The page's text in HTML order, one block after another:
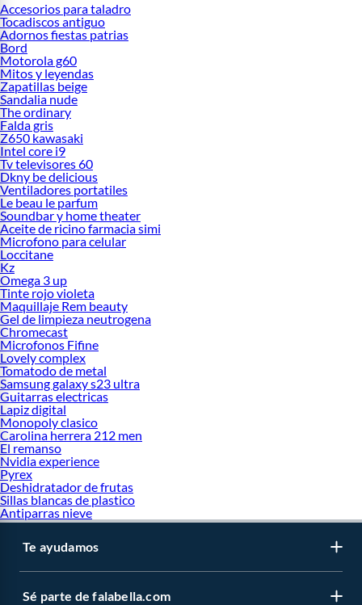
Accesorios para taladro
Tocadiscos antiguo
Adornos fiestas patrias
Bord
Motorola g60
Mitos y leyendas
Zapatillas beige
Sandalia nude
The ordinary
Falda gris
Z650 kawasaki
Intel core i9
Tv televisores 60
Dkny be delicious
Ventiladores portatiles
Le beau le parfum
Soundbar y home theater
Aceite de ricino farmacia simi
Microfono para celular
Loccitane
Kz
Omega 3 up
Tinte rojo violeta
Maquillaje Rem beauty
Gel de limpieza neutrogena
Chromecast
Microfonos Fifine
Lovely complex
Tomatodo de metal
Samsung galaxy s23 ultra
Guitarras electricas
Lapiz digital
Monopoly clasico
Carolina herrera 212 men
El remanso
Nvidia experience
Pyrex
Deshidratador de frutas
Sillas blancas de plastico
Antiparras nieve
Te ayudamos
Sé parte de falabella.com